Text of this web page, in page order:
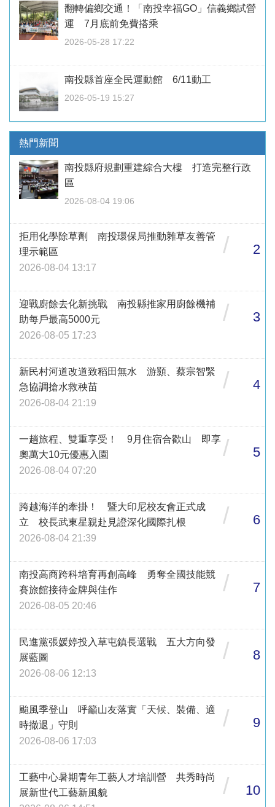
翻轉偏鄉交通！「南投幸福GO」信義鄉試營
運 7月底前免費搭乘
2026-05-28 17:22
南投縣首座全民運動館 6/11動工
2026-05-19 15:27
熱門新聞
南投縣府規劃重建綜合大樓 打造完整行政
區
2026-08-04 19:06
拒用化學除草劑 南投環保局推動雜草友善管
理示範區
2026-08-04 13:17
/ 2
迎戰廚餘去化新挑戰 南投縣推家用廚餘機補
助每戶最高5000元
2026-08-05 17:23
/ 3
新民村河道改道致稻田無水 游顥、蔡宗智緊
急協調搶水救秧苗
2026-08-04 21:19
/ 4
一趟旅程、雙重享受！ 9月住宿合歡山 即享
奧萬大10元優惠入園
2026-08-04 07:20
/ 5
跨越海洋的牽掛！ 暨大印尼校友會正式成
立 校長武東星親赴見證深化國際扎根
2026-08-04 21:39
/ 6
南投高商跨科培育再創高峰 勇奪全國技能競
賽旅館接待金牌與佳作
2026-08-05 20:46
/ 7
民進黨張媛婷投入草屯鎮長選戰 五大方向發
展藍圖
2026-08-06 12:13
/ 8
颱風季登山 呼籲山友落實「天候、裝備、適
時撤退」守則
2026-08-06 17:03
/ 9
工藝中心暑期青年工藝人才培訓營 共秀時尚
展新世代工藝新風貌
/ 10